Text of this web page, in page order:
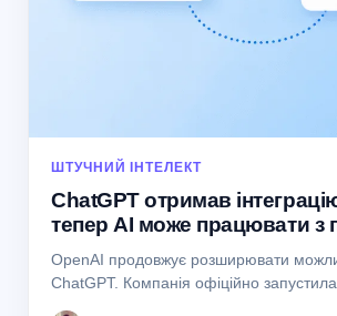
ШТУЧНИЙ ІНТЕЛЕКТ
ChatGPT отримав
тепер AI може працювати з
календарем Microsoft
OpenAI продовжує розширювати
ChatGPT. Компанія офіційно запустила